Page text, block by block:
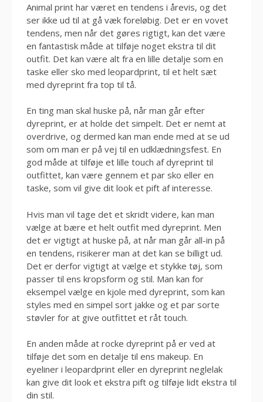
Animal print har været en tendens i årevis, og det
ser ikke ud til at gå væk foreløbig. Det er en vovet
tendens, men når det gøres rigtigt, kan det være
en fantastisk måde at tilføje noget ekstra til dit
outfit. Det kan være alt fra en lille detalje som en
taske eller sko med leopardprint, til et helt sæt
med dyreprint fra top til tå.
En ting man skal huske på, når man går efter
dyreprint, er at holde det simpelt. Det er nemt at
overdrive, og dermed kan man ende med at se ud
som om man er på vej til en udklædningsfest. En
god måde at tilføje et lille touch af dyreprint til
outfittet, kan være gennem et par sko eller en
taske, som vil give dit look et pift af interesse.
Hvis man vil tage det et skridt videre, kan man
vælge at bære et helt outfit med dyreprint. Men
det er vigtigt at huske på, at når man går all-in på
en tendens, risikerer man at det kan se billigt ud.
Det er derfor vigtigt at vælge et stykke tøj, som
passer til ens kropsform og stil. Man kan for
eksempel vælge en kjole med dyreprint, som kan
styles med en simpel sort jakke og et par sorte
støvler for at give outfittet et råt touch.
En anden måde at rocke dyreprint på er ved at
tilføje det som en detalje til ens makeup. En
eyeliner i leopardprint eller en dyreprint neglelak
kan give dit look et ekstra pift og tilføje lidt ekstra til
din stil.